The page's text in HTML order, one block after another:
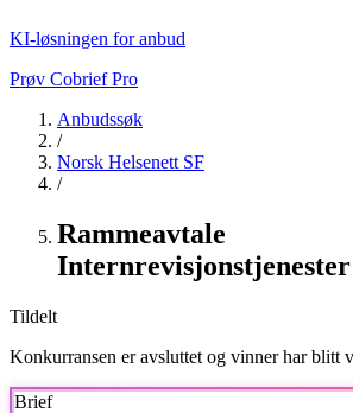
KI-løsningen for anbud
Prøv Cobrief Pro
Anbudssøk
/
Norsk Helsenett SF
/
Rammeavtale
Tildelt
Konkurransen er avsluttet og vinner har blitt
Brief